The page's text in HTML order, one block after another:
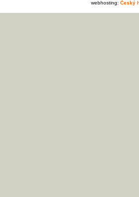
webhosting: Český